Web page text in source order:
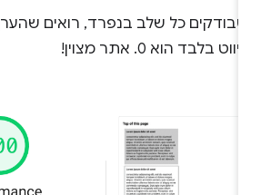
בלבד הוא 0. אתר מצוין!